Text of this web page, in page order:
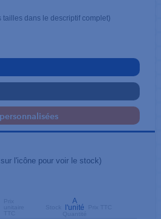
tailles dans le descriptif complet)
l'icône pour voir le stock)
A
l'unité